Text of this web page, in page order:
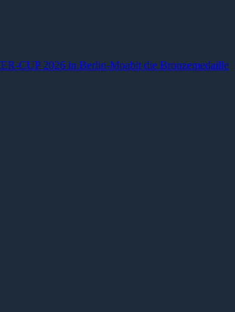
CUP 2026 in Berlin-Moabit die Bronzemedaille